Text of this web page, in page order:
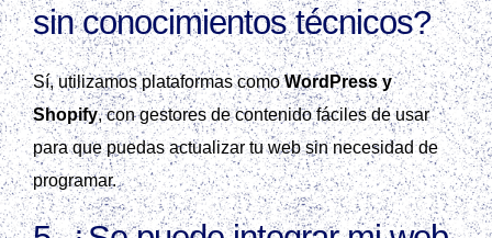
sin conocimientos técnicos?
Sí, utilizamos plataformas comoWordPress y
Shopify, con gestores de contenido fáciles de usar
para que puedas actualizar tu web sin necesidad de
programar.